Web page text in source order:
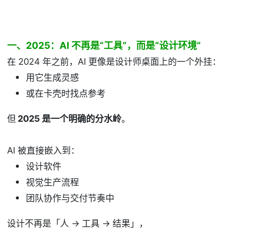
一、2025：AI 不再是“工具”，而是“设计环境”
在 2024 年之前，AI 更像是设计师桌面上的一个外挂：
用它生成灵感
或在卡壳时找点参考
但 2025 是一个明确的分水岭。
AI 被直接嵌入到：
设计软件
视觉生产流程
团队协作与交付节奏中
设计不再是「人 → 工具 → 结果」，